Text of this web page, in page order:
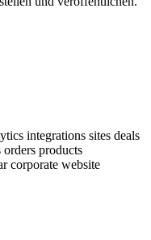
integrations sites deals
orders products
corporate website